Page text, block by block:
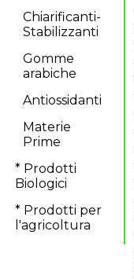
Chiarificanti-
Stabilizzanti
Gomme
arabiche
Antiossidanti
Materie
Prime
* Prodotti
Biologici
* Prodotti per
l'agricoltura